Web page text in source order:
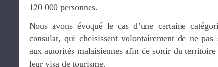
120 000 personnes.
Nous avons évoqué le cas d’une certaine
consulat, qui choisissent volontairement de ne
aux autorités malaisiennes afin de sortir du
leur visa de tourisme.